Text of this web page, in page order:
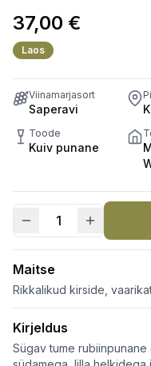
37,00 €
Laos
Viinamarjasort
Saperavi
Toode
Kuiv punane
Saperavi
Limited
Edition
kogus
Maitse
Rikkalikud kirside,
Kirjeldus
Sügav tume